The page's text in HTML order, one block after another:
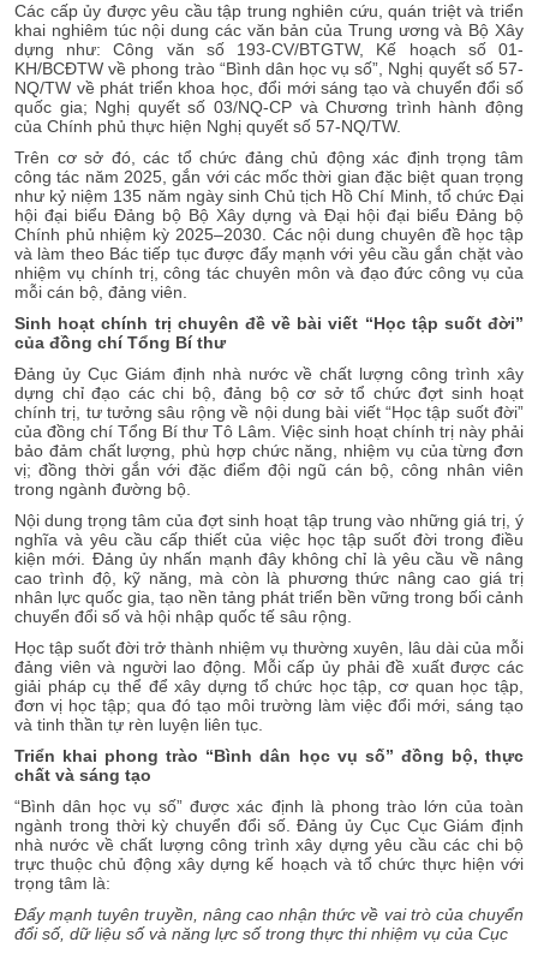
Các cấp ủy được yêu cầu tập trung nghiên cứu, quán triệt và triển
khai nghiêm túc nội dung các văn bản của Trung ương và Bộ Xây
dựng như: Công văn số 193-CV/BTGTW, Kế hoạch số 01-
KH/BCĐTW về phong trào “Bình dân học vụ số”, Nghị quyết số 57-
NQ/TW về phát triển khoa học, đổi mới sáng tạo và chuyển đổi số
quốc gia; Nghị quyết số 03/NQ-CP và Chương trình hành động
của Chính phủ thực hiện Nghị quyết số 57-NQ/TW.
Trên cơ sở đó, các tổ chức đảng chủ động xác định trọng tâm
công tác năm 2025, gắn với các mốc thời gian đặc biệt quan trọng
như kỷ niệm 135 năm ngày sinh Chủ tịch Hồ Chí Minh, tổ chức Đại
hội đại biểu Đảng bộ Bộ Xây dựng và Đại hội đại biểu Đảng bộ
Chính phủ nhiệm kỳ 2025–2030. Các nội dung chuyên đề học tập
và làm theo Bác tiếp tục được đẩy mạnh với yêu cầu gắn chặt vào
nhiệm vụ chính trị, công tác chuyên môn và đạo đức công vụ của
mỗi cán bộ, đảng viên.
Sinh hoạt chính trị chuyên đề về bài viết “Học tập suốt đời”
của đồng chí Tổng Bí thư
Đảng ủy Cục Giám định nhà nước về chất lượng công trình xây
dựng chỉ đạo các chi bộ, đảng bộ cơ sở tổ chức đợt sinh hoạt
chính trị, tư tưởng sâu rộng về nội dung bài viết “Học tập suốt đời”
của đồng chí Tổng Bí thư Tô Lâm. Việc sinh hoạt chính trị này phải
bảo đảm chất lượng, phù hợp chức năng, nhiệm vụ của từng đơn
vị; đồng thời gắn với đặc điểm đội ngũ cán bộ, công nhân viên
trong ngành đường bộ.
Nội dung trọng tâm của đợt sinh hoạt tập trung vào những giá trị, ý
nghĩa và yêu cầu cấp thiết của việc học tập suốt đời trong điều
kiện mới. Đảng ủy nhấn mạnh đây không chỉ là yêu cầu về nâng
cao trình độ, kỹ năng, mà còn là phương thức nâng cao giá trị
nhân lực quốc gia, tạo nền tảng phát triển bền vững trong bối cảnh
chuyển đổi số và hội nhập quốc tế sâu rộng.
Học tập suốt đời trở thành nhiệm vụ thường xuyên, lâu dài của mỗi
đảng viên và người lao động. Mỗi cấp ủy phải đề xuất được các
giải pháp cụ thể để xây dựng tổ chức học tập, cơ quan học tập,
đơn vị học tập; qua đó tạo môi trường làm việc đổi mới, sáng tạo
và tinh thần tự rèn luyện liên tục.
Triển khai phong trào “Bình dân học vụ số” đồng bộ, thực
chất và sáng tạo
“Bình dân học vụ số” được xác định là phong trào lớn của toàn
ngành trong thời kỳ chuyển đổi số. Đảng ủy Cục Cục Giám định
nhà nước về chất lượng công trình xây dựng yêu cầu các chi bộ
trực thuộc chủ động xây dựng kế hoạch và tổ chức thực hiện với
trọng tâm là:
Đẩy mạnh tuyên truyền, nâng cao nhận thức về vai trò của chuyển
đổi số, dữ liệu số và năng lực số trong thực thi nhiệm vụ của Cục